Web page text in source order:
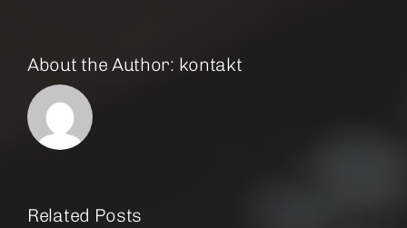
About the Author: kontakt
Related Posts